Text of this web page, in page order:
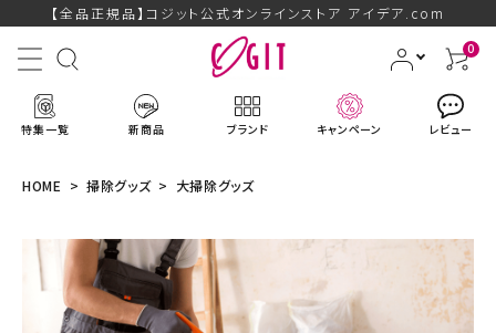
【全品正規品】コジット公式オンラインストア アイデア.com
0
特集一覧 新商品 ブランド キャンペーン レビュー
ACCOUNT MENU
ようこそ ゲスト 様
HOME 掃除グッズ 大掃除グッズ